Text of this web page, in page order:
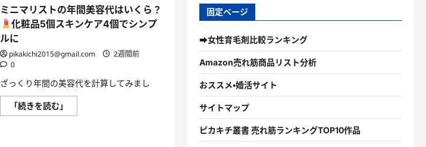
ビ
ン
グ
編
と
に
全
振
し
ミニマリストの年間美容代はいくら？
化粧品5個スキンケア4個でシンプ
ルに
pikakichi2015@gmail.com
2週間前
0
ざっくり年間の美容代を計算してみまし
「続きを読む」
ニ
固定ページ
➡女性育毛剤比較ランキング
Amazon売れ筋商品リスト分析
おススメ・婚活サイト
サイトマップ
ピカキチ叢書 売れ筋ランキングTOP10作品